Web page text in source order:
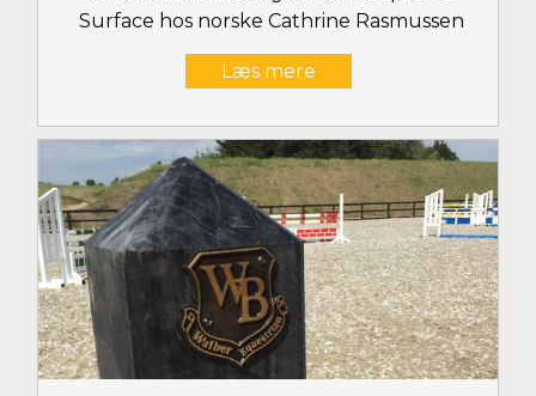
Surface hos norske Cathrine Rasmussen
Læs mere